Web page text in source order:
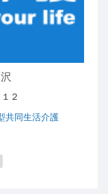
１２
共同生活介護